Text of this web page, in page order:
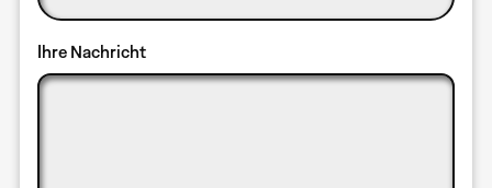
Ihre Nachricht